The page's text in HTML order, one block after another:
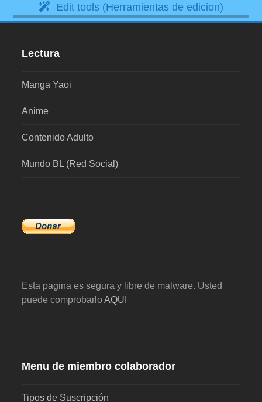
Edit tools (Herramientas de edicion)
Lectura
Manga Yaoi
Anime
Contenido Adulto
Mundo BL (Red Social)
Esta pagina es segura y libre de malware. Usted
puede comprobarloAQUI
Menu de miembro colaborador
Tipos de Suscripción